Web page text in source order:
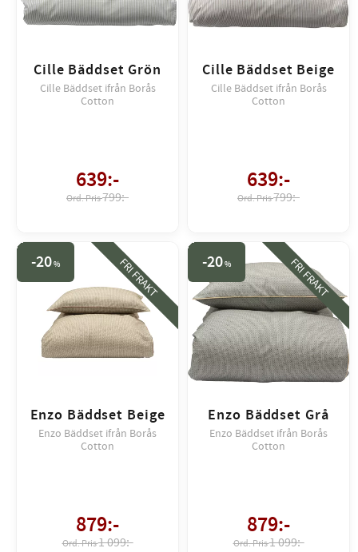
Cille Bäddset Grön
Cille Bäddset ifrån Borås
Cotton
639:-
799:-
Cille Bäddset Beige
Cille Bäddset ifrån Borås
Cotton
639:-
799:-
Enzo Bäddset Beige
Enzo Bäddset ifrån Borås
Cotton
879:-
1 099:-
20% FRI FRAKT
Enzo Bäddset Grå
Enzo Bäddset ifrån Borås
Cotton
879:-
1 099:-
20% FRI FRAKT